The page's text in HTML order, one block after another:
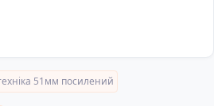
51мм посилений